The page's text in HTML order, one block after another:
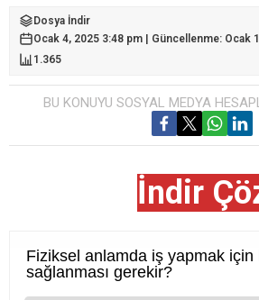
Dosya İndir
Ocak 4, 2025 3:48 pm | Güncellenme: Ocak
1.365
BU KONUYU SOSYAL MEDYA
İndir